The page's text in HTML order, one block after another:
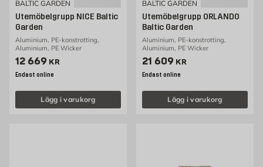
BALTIC GARDEN
Utemöbelgrupp NICE Baltic
Garden
Aluminium, PE-konstrotting,
Aluminium, PE Wicker
Pris 12669 kr
12 669 KR
Endast online
Lägg i varukorg
BALTIC GARDEN
Utemöbelgrupp ORLANDO
Baltic Garden
Aluminium, PE-konstrotting,
Aluminium, PE Wicker
Pris 21609 kr
21 609 KR
Endast online
Lägg i varukorg